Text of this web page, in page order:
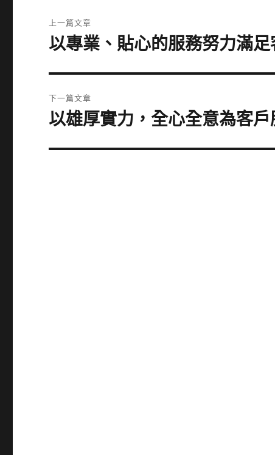
章
上一篇文章
上
篇
文
章:
以專業、貼心的服務努力滿
下一篇文章
下
篇
以雄厚實力，全心全意為客戶